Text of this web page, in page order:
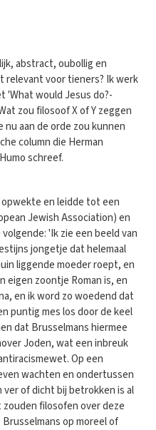
abstract, oubollig en
relevant voor tieners? Ik werk
'What would Jesus do?-
zou filosoof X of Y zeggen
aan de orde zou kunnen
column die Herman
schreef.
en leidde tot een
Jewish Association) en
'Ik zie een beeld van
jongetje dat helemaal
liggende moeder roept, en
eigen zoontje Roman is, en
en ik word zo woedend dat
puntig mes los door de keel
dat Brusselmans hiermee
Joden, wat een inbreuk
Op een
wachten en ondertussen
of dicht bij betrokken is al
zouden filosofen over deze
op moreel of